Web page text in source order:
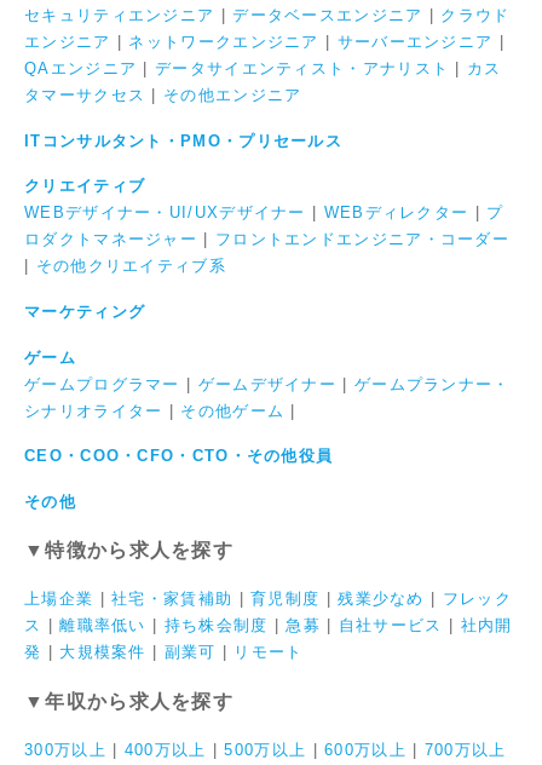
セキュリティエンジニア
|データベースエンジニア
クラウド
エンジニア
ネットワークエンジニア サーバーエンジニア
QAエンジニア
|データサイエンティスト・アナリスト
カス
タマーサクセス
その他エンジニア
ITコンサルタント・PMO・プリセールス
クリエイティブ
WEBデザイナー・UI/UXデザイナー
WEBディレクター
プ
ロダクトマネージャー
フロントエンドエンジニア・コーダー
その他クリエイティブ系
マーケティング
ゲーム
ゲームプログラマー | ゲームデザイナー | ゲームプランナー・
シナリオライター | その他ゲーム |
CEO・COO・CFO・CTO・その他役員
その他
▼特徴から求人を探す
上場企業 |社宅・家賃補助 |育児制度 |残業少なめ
フレック
ス
|離職率低い 持ち株会制度 |急募 自社サービス
社内開
発
大規模案件 副業可 リモート
▼年収から求人を探す
300万以上 400万以上 |500万以上 |600万以上
700万以上